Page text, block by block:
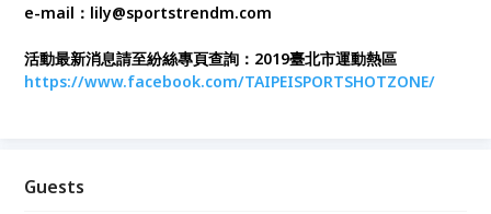
e-mail：lily@sportstrendm.com
活動最新消息請至紛絲專頁查詢：2019臺北市運動熱區
https://www.facebook.com/TAIPEISPORTSHOTZONE/
Guests